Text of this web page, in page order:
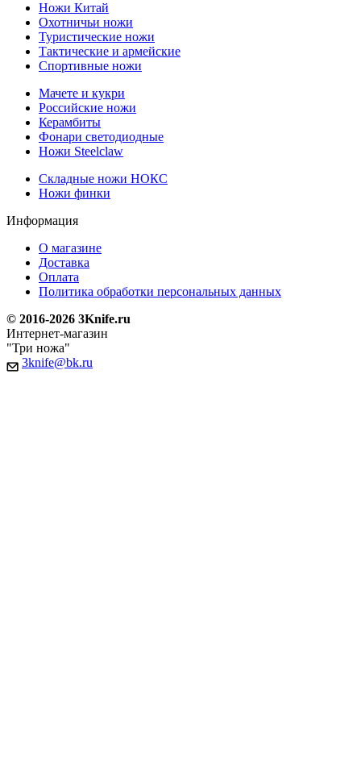
Ножи Китай
Охотничьи ножи
Туристические ножи
Тактические и армейские
Спортивные ножи
Мачете и кукри
Российские ножи
Керамбиты
Фонари светодиодные
Ножи Steelclaw
Складные ножи НОКС
Ножи финки
Информация
О магазине
Доставка
Оплата
Политика обработки персональных данных
© 2016-2026 3Knife.ru
Интернет-магазин
"Три ножа"
3knife@bk.ru